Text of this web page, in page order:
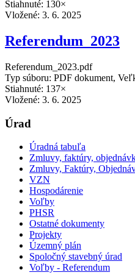
Stiahnuté: 130×
Vložené: 3. 6. 2025
Referendum_2023
Referendum_2023.pdf
Typ súboru: PDF dokument,
Stiahnuté: 137×
Vložené: 3. 6. 2025
Úrad
Úradná tabuľa
Zmluvy, faktúry,
Zmluvy, Faktúry,
VZN
Hospodárenie
Voľby
PHSR
Ostatné dokumenty
Projekty
Územný plán
Spoločný stavebný úrad
Voľby - Referendum